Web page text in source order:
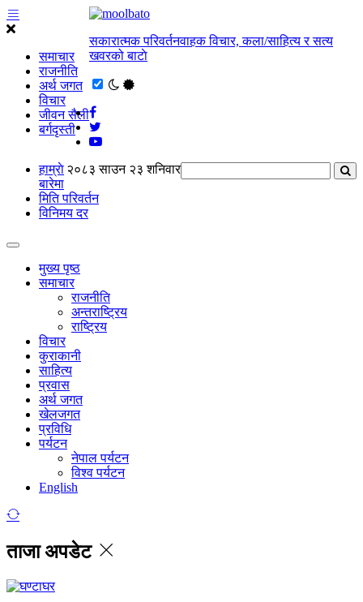
समाचार
राजनीति
अर्थ जगत
विचार
जीवन सैली
बर्गदृस्ती
सकारात्मक परिवर्तनवाहक विचार, कला/साहित्य र सत्य
खवरको बाटाे
२०८३ साउन २३ शनिवार
हाम्राे
बारेमा
मिति परिवर्तन
विनिमय दर
मुख्य पृष्ठ
समाचार
राजनीति
अन्तराष्ट्रिय
राष्ट्रिय
विचार
कुराकानी
साहित्य
प्रवास
अर्थ जगत
खेलजगत
प्रविधि
पर्यटन
नेपाल पर्यटन
विश्व पर्यटन
English
ताजा अपडेट